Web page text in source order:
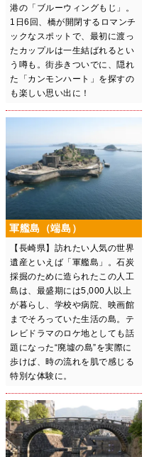
港の「ブルーウィングもじ」。
1日6回、橋が開閉するロマンチ
ックなスポットで、最初に渡っ
たカップルは一生結ばれるとい
う噂も。街歩きついでに、隠れ
た「カンモンハート」を探すの
も楽しい思い出に！
軍艦島（端島）
【長崎県】訪れたい人気の世界
遺産といえば「軍艦島」。石炭
採掘のために造られたこの人工
島は、最盛期には5,000人以上
が暮らし、学校や病院、映画館
までそろっていた生活の島。テ
レビドラマのロケ地としても話
題になった“廃墟の島”を実際に
歩けば、時の流れを肌で感じる
特別な体験に。